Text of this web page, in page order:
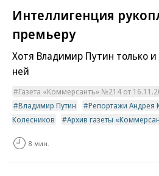
Интеллигенция
премьеру
Хотя Владимир Путин только и
ней
Газета «Коммерсантъ» №214 от
Владимир Путин
Репортажи Андрея
Колесников
Архив газеты
8 мин.